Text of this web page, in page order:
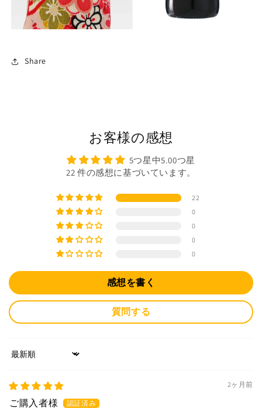
Share
お客様の感想
5つ星中5.00つ星
22 件の感想に基づいています。
22
0
0
0
0
感想を書く
質問する
Sort by
2ヶ月前